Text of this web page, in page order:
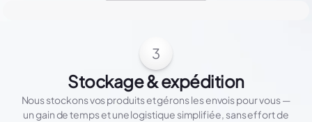
3
Stockage & expédition
Nous stockons vos produits et gérons les envois pour vous —
un gain de temps et une logistique simplifiée, sans effort de